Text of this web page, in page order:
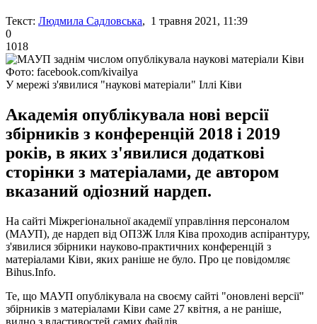
Текст: Людмила Садловська, 1 травня 2021, 11:39
0
1018
Фото: facebook.com/kivailya
У мережі з'явилися "наукові матеріали" Іллі Ківи
Академія опублікувала нові версії
збірників з конференцій 2018 і 2019
років, в яких з'явилися додаткові
сторінки з матеріалами, де автором
вказаний одіозний нардеп.
На сайті Міжрегіональної академії управління персоналом
(МАУП), де нардеп від ОПЗЖ Ілля Ківа проходив аспірантуру,
з'явилися збірники науково-практичних конференцій з
матеріалами Ківи, яких раніше не було. Про це повідомляє
Bihus.Info.
Те, що МАУП опублікувала на своєму сайті "оновлені версії"
збірників з матеріалами Ківи саме 27 квітня, а не раніше,
видно з властивостей самих файлів.